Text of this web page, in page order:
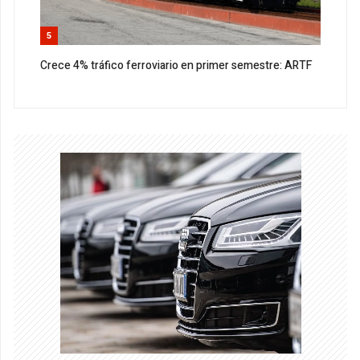
5
Crece 4% tráfico ferroviario en primer semestre: ARTF